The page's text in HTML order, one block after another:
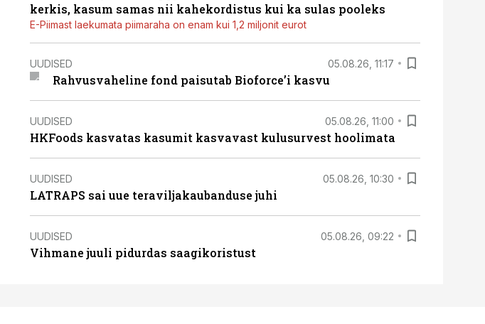
kerkis, kasum samas nii kahekordistus kui ka sulas pooleks
E-Piimast laekumata piimaraha on enam kui 1,2 miljonit eurot
UUDISED 05.08.26, 11:17
Rahvusvaheline fond paisutab Bioforce’i kasvu
UUDISED 05.08.26, 11:00
HKFoods kasvatas kasumit kasvavast kulusurvest hoolimata
UUDISED 05.08.26, 10:30
LATRAPS sai uue teraviljakaubanduse juhi
UUDISED 05.08.26, 09:22
Vihmane juuli pidurdas saagikoristust